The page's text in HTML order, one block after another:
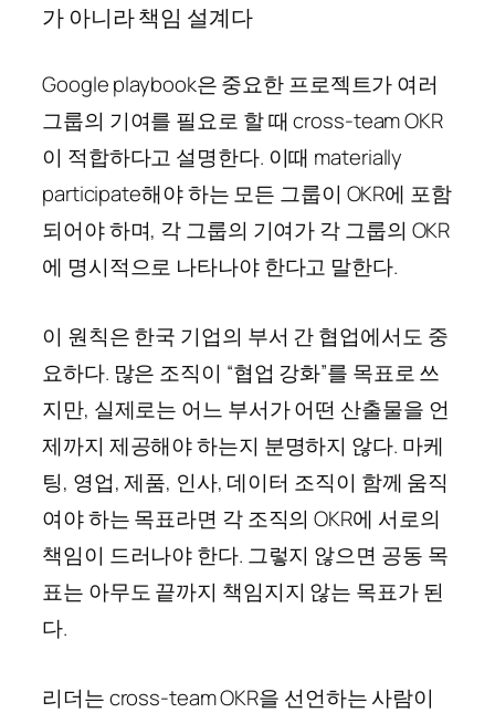
가 아니라 책임 설계다
Google playbook은 중요한 프로젝트가 여러
그룹의 기여를 필요로 할 때 cross-team OKR
이 적합하다고 설명한다. 이때 materially
participate해야 하는 모든 그룹이 OKR에 포함
되어야 하며, 각 그룹의 기여가 각 그룹의 OKR
에 명시적으로 나타나야 한다고 말한다.
이 원칙은 한국 기업의 부서 간 협업에서도 중
요하다. 많은 조직이 “협업 강화”를 목표로 쓰
지만, 실제로는 어느 부서가 어떤 산출물을 언
제까지 제공해야 하는지 분명하지 않다. 마케
팅, 영업, 제품, 인사, 데이터 조직이 함께 움직
여야 하는 목표라면 각 조직의 OKR에 서로의
책임이 드러나야 한다. 그렇지 않으면 공동 목
표는 아무도 끝까지 책임지지 않는 목표가 된
다.
리더는 cross-team OKR을 선언하는 사람이